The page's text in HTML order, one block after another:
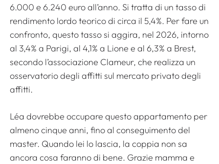
6.000 e 6.240 euro all’anno. Si tratta di un tasso di
rendimento lordo teorico di circa il 5,4%. Per fare un
confronto, questo tasso si aggira, nel 2026, intorno
al 3,4% a Parigi, al 4,1% a Lione e al 6,3% a Brest,
secondo l’associazione Clameur, che realizza un
osservatorio degli affitti sul mercato privato degli
affitti.
Léa dovrebbe occupare questo appartamento per
almeno cinque anni, fino al conseguimento del
master. Quando lei lo lascia, la coppia non sa
ancora cosa faranno di bene. Grazie mamma e